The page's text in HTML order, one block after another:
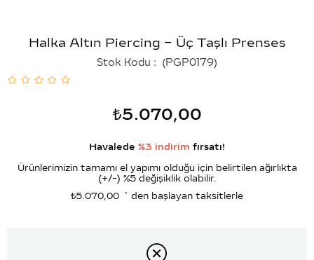
Halka Altın Piercing – Üç Taşlı Prenses
Stok Kodu (PGP0179)
₺5.070,00
Havalede %3 indirim fırsatı!
Ürünlerimizin tamamı el yapımı olduğu için belirtilen ağırlıkta
(+/-) %5 değişiklik olabilir.
₺5.070,00 `den başlayan taksitlerle